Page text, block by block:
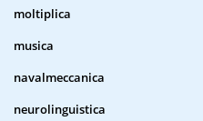
moltiplica
musica
navalmeccanica
neurolinguistica